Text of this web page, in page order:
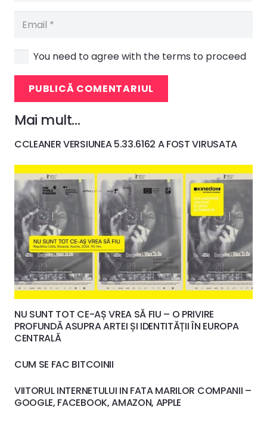
You need to agree with the terms to proceed
PUBLICĂ COMENTARIUL
Mai mult…
CCLEANER VERSIUNEA 5.33.6162 A FOST VIRUSATA
NU SUNT TOT CE-AȘ VREA SĂ FIU – O PRIVIRE
PROFUNDĂ ASUPRA ARTEI ȘI IDENTITĂȚII ÎN EUROPA
CENTRALĂ
CUM SE FAC BITCOINII
VIITORUL INTERNETULUI IN FATA MARILOR COMPANII –
GOOGLE, FACEBOOK, AMAZON, APPLE